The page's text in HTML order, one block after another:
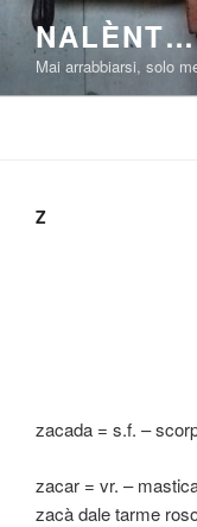
Salta
contenuto
NALÈNT…
Mai arrabbiarsi, solo
Z
zacada = s.f. –
zacar = vr. –
zacà dale tarme